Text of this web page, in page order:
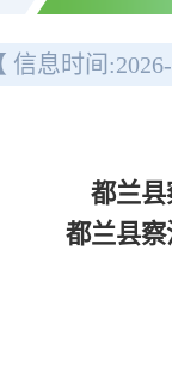
信息时间:
都兰
都兰县